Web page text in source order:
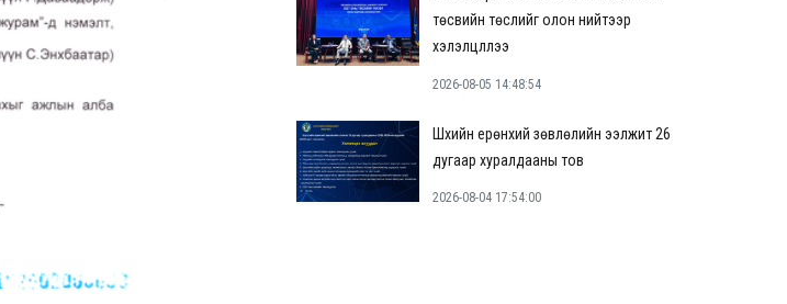
төсвийн төслийг олон нийтээр
хэлэлцүүллээ
2026-08-05 14:48:54
Шүүхийн ерөнхий зөвлөлийн ээлжит 26
дугаар хуралдааны тов
2026-08-04 17:54:00